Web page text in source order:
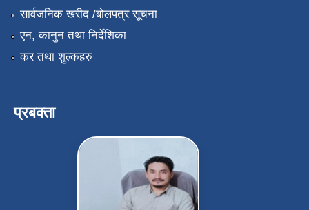
सार्वजनिक खरीद /बोलपत्र सूचना
एन, कानुन तथा निर्देशिका
कर तथा शुल्कहरु
प्रबक्ता